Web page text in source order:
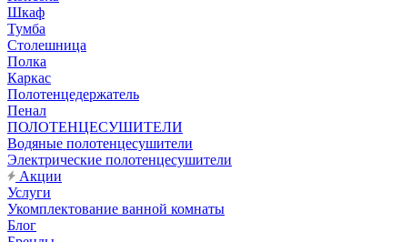
Шкаф
Тумба
Столешница
Полка
Каркас
Полотенцедержатель
Пенал
ПОЛОТЕНЦЕСУШИТЕЛИ
Водяные полотенцесушители
Электрические полотенцесушители
Акции
Услуги
Укомплектование ванной комнаты
Блог